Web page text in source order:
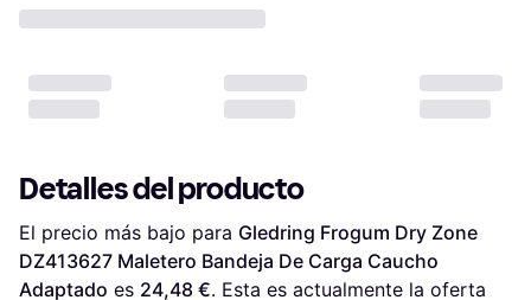
Detalles del producto
El precio más bajo para Gledring Frogum Dry Zone
DZ413627 Maletero Bandeja De Carga Caucho
Adaptado es 24,48 €. Esta es actualmente la oferta